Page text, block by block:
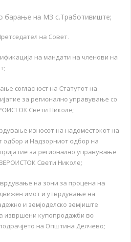
барање на МЗ с.Тработивиште;
на Совет.
на мандати на членови на
согласност на Статутот на
за регионално управување со
Свети Николе;
износот на надоместокот на
одбор и Надзорниот одбор на
за регионално управување
Свети Николе;
на зони за процена на
имот и утврдување на
и земјоделско земјиште
извршени купопродажби во
на Општина Делчево;